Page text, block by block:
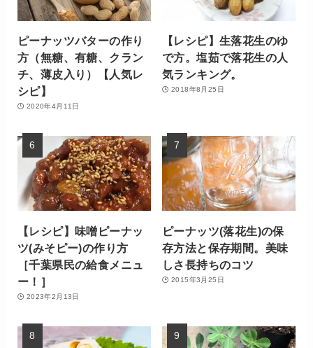
ピーナッツバターの作り
方（無糖、有糖、クラン
チ、薄皮入り）【人気レ
シピ】
2020年4月11日
【レシピ】生落花生のゆ
で方。塩茹で落花生の人
気ランキング。
2018年8月25日
【レシピ】味噌ピーナッ
ツ(みそピー)の作り方
［千葉県民の給食メニュ
ー！］
2023年2月13日
ピーナッツ(落花生)の保
存方法と保存期間。美味
しさ長持ちのコツ
2015年3月25日